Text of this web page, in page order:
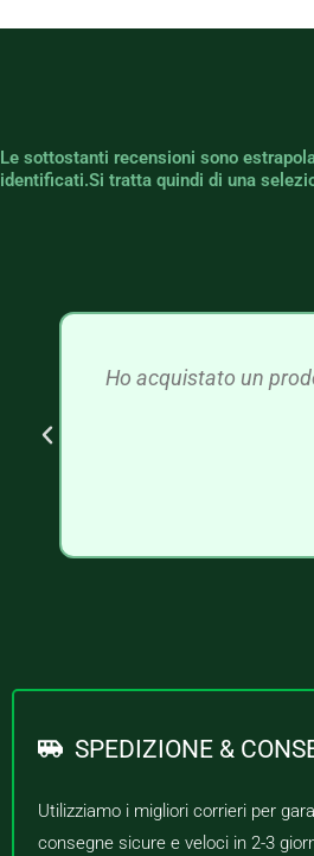
Le sottostanti recensioni sono
identificati.Si tratta quindi di una
Ho acquistato un
SPEDIZIONE &
Utilizziamo i migliori corrieri per
consegne sicure e veloci in 2-3